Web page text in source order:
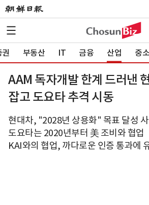
부동산 IT 금융 산업 중
AAM 독자개발 한계 드러낸
잡고 도요타 추격 시동
현대차, "2028년 상용화" 목표 달성
도요타는 2020년부터 美 조비와 협업
KAI와의 협업, 까다로운 인증 통과에